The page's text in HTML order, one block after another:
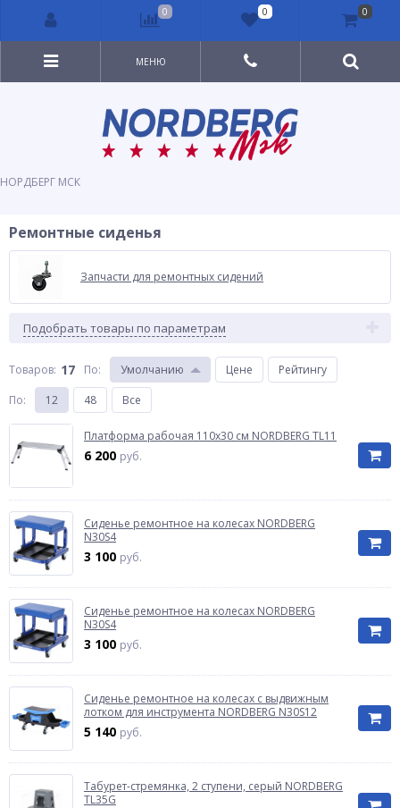
НОРДБЕРГ МСК
МЕНЮ
Ремонтные сиденья
Запчасти для ремонтных сидений
Подобрать товары по параметрам
Товаров: 17 По: Умолчанию Цене
Рейтингу
По: 12 48 Все
Платформа рабочая 110x30 см NORDBERG TL11
6 200 руб.
Сиденье ремонтное на колесах NORDBERG
N30S4
3 100 руб.
Сиденье ремонтное на колесах NORDBERG
N30S4
3 100 руб.
Сиденье ремонтное на колесах с выдвижным
лотком для инструмента NORDBERG N30S12
5 140 руб.
Табурет-стремянка, 2 ступени, серый NORDBERG
TL35G
0 0 0